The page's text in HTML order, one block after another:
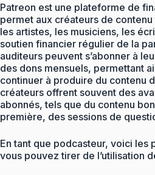
Patreon est une plateforme de
permet aux créateurs de
les artistes, les musiciens, les
soutien financier régulier de la
auditeurs peuvent s’abonner à
des dons mensuels, permettant
continuer à produire du contenu
créateurs offrent souvent des
abonnés, tels que du contenu
première, des sessions de
En tant que podcasteur, voici les
vous pouvez tirer de l’utilisation